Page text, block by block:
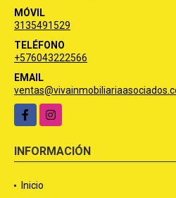
MÓVIL
3135491529
TELÉFONO
+576043222566
EMAIL
FacebookInstagram
INFORMACIÓN
Inicio